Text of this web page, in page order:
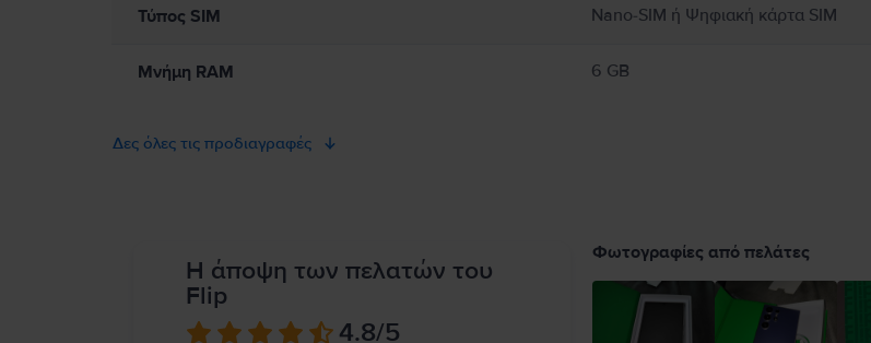
Τύπος SIM Nano-SIM ή Ψηφιακή κάρτα SIM
Μνήμη RAM 6 GB
Δες όλες τις προδιαγραφές
Η άποψη των πελατών του
Flip
4.8/5
Φωτογραφίες από πελάτες